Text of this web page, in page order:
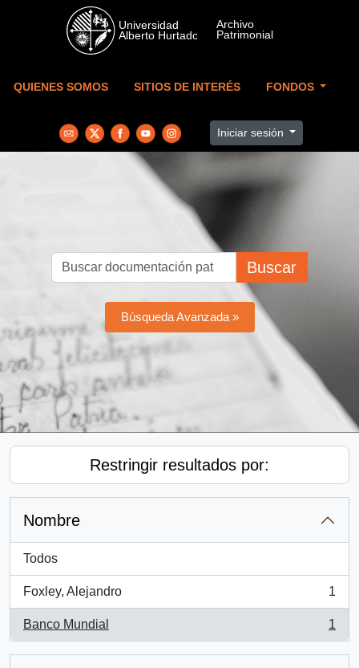
Skip to main content
QUIENES SOMOS SITIOS DE INTERÉS FONDOS
Iniciar sesión
Buscar
Búsqueda Avanzada »
Restringir resultados por:
Nombre
Todos
Foxley, Alejandro
, 1 resultados
1
Banco Mundial
, 1 resultados
1